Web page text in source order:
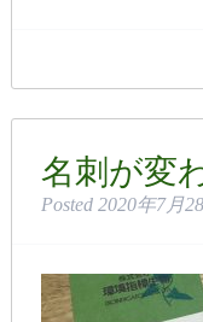
名刺が変
Posted 2020年7月